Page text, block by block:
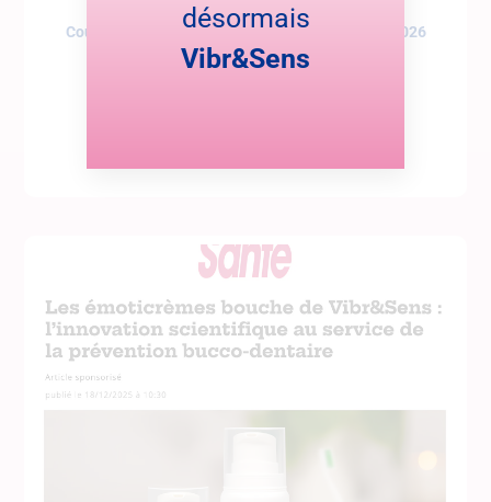
Coup de cœur dans Cerveau et Santé – janvier 2026
Le magazine Cerveau et Santé met en lumière notre
désormais
Vibr&Sens